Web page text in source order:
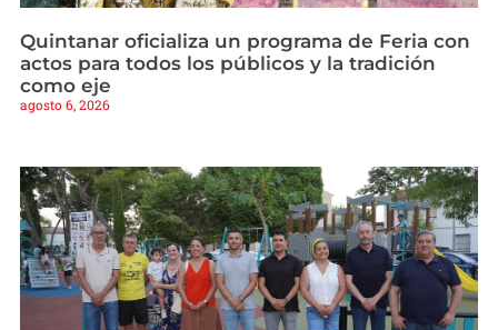
Quintanar oficializa un programa de Feria con
actos para todos los públicos y la tradición
como eje
agosto 6, 2026